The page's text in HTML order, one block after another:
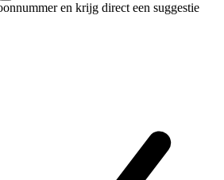
en krijg direct een suggestie